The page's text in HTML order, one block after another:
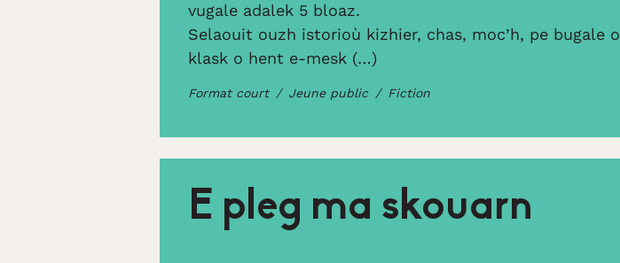
vugale adalek 5 bloaz.
Selaouit ouzh istorioù kizhier, chas, moc’h, pe bugale o
klask o hent e-mesk (…)
Format court Jeune public Fiction
E pleg ma skouarn